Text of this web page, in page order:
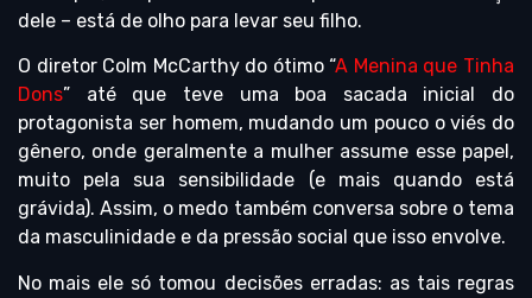
dele – está de olho para levar seu filho.
O diretor Colm McCarthy do ótimo “A Menina que Tinha
Dons” até que teve uma boa sacada inicial do
protagonista ser homem, mudando um pouco o viés do
gênero, onde geralmente a mulher assume esse papel,
muito pela sua sensibilidade (e mais quando está
grávida). Assim, o medo também conversa sobre o tema
da masculinidade e da pressão social que isso envolve.
No mais ele só tomou decisões erradas: as tais regras